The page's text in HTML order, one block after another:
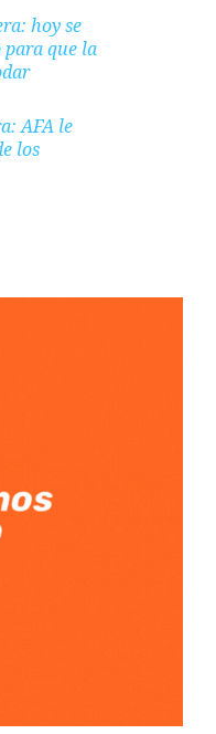
hoy se
que la
AFA le
los